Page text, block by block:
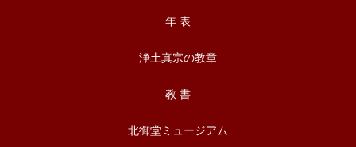
年 表
浄土真宗の教章
教 書
北御堂ミュージアム